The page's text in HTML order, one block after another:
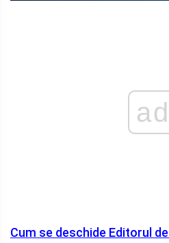
ad
Cum se deschide Editorul